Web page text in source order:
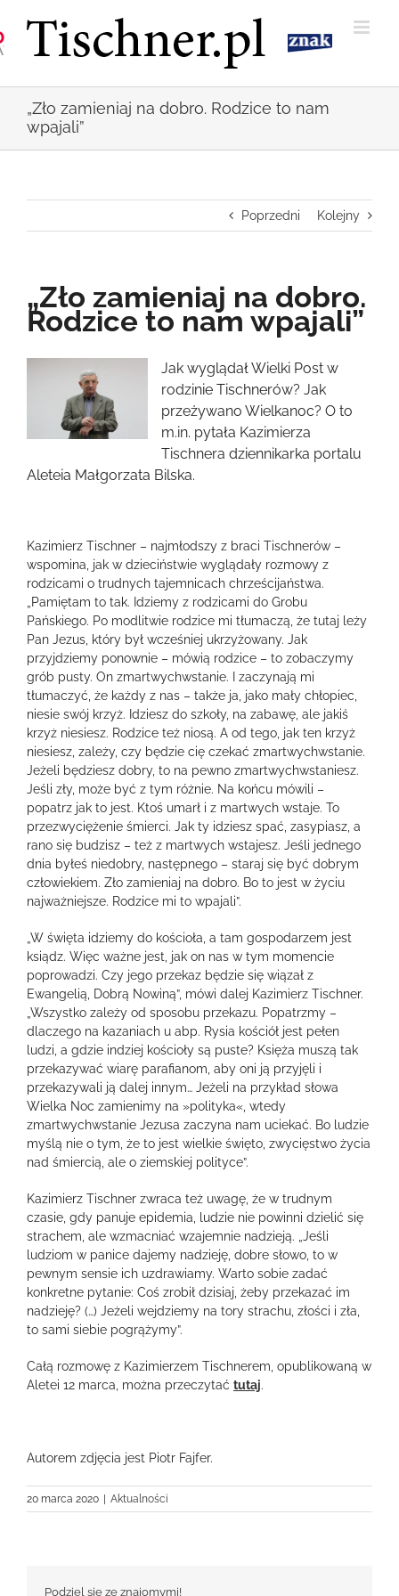
zawartości
„Zło zamieniaj na dobro. Rodzice to nam
wpajali”
Poprzedni Kolejny
„Zło zamieniaj na dobro.
Rodzice to nam wpajali”
obrazek
Jak wyglądał Wielki Post w
rodzinie Tischnerów? Jak
przeżywano Wielkanoc? O to
m.in. pytała Kazimierza
Tischnera dziennikarka portalu
Aleteia Małgorzata Bilska.
Kazimierz Tischner – najmłodszy z braci Tischnerów –
wspomina, jak w dzieciństwie wyglądały rozmowy z
rodzicami o trudnych tajemnicach chrześcijaństwa.
„Pamiętam to tak. Idziemy z rodzicami do Grobu
Pańskiego. Po modlitwie rodzice mi tłumaczą, że tutaj leży
Pan Jezus, który był wcześniej ukrzyżowany. Jak
przyjdziemy ponownie – mówią rodzice – to zobaczymy
grób pusty. On zmartwychwstanie. I zaczynają mi
tłumaczyć, że każdy z nas – także ja, jako mały chłopiec,
niesie swój krzyż. Idziesz do szkoły, na zabawę, ale jakiś
krzyż niesiesz. Rodzice też niosą. A od tego, jak ten krzyż
niesiesz, zależy, czy będzie cię czekać zmartwychwstanie.
Jeżeli będziesz dobry, to na pewno zmartwychwstaniesz.
Jeśli zły, może być z tym różnie. Na końcu mówili –
popatrz jak to jest. Ktoś umarł i z martwych wstaje. To
przezwyciężenie śmierci. Jak ty idziesz spać, zasypiasz, a
rano się budzisz – też z martwych wstajesz. Jeśli jednego
dnia byłeś niedobry, następnego – staraj się być dobrym
człowiekiem. Zło zamieniaj na dobro. Bo to jest w życiu
najważniejsze. Rodzice mi to wpajali”.
„W święta idziemy do kościoła, a tam gospodarzem jest
ksiądz. Więc ważne jest, jak on nas w tym momencie
poprowadzi. Czy jego przekaz będzie się wiązał z
Ewangelią, Dobrą Nowiną”, mówi dalej Kazimierz Tischner.
„Wszystko zależy od sposobu przekazu. Popatrzmy –
dlaczego na kazaniach u abp. Rysia kościół jest pełen
ludzi, a gdzie indziej kościoły są puste? Księża muszą tak
przekazywać wiarę parafianom, aby oni ją przyjęli i
przekazywali ją dalej innym… Jeżeli na przykład słowa
Wielka Noc zamienimy na »polityka«, wtedy
zmartwychwstanie Jezusa zaczyna nam uciekać. Bo ludzie
myślą nie o tym, że to jest wielkie święto, zwycięstwo życia
nad śmiercią, ale o ziemskiej polityce”.
Kazimierz Tischner zwraca też uwagę, że w trudnym
czasie, gdy panuje epidemia, ludzie nie powinni dzielić się
strachem, ale wzmacniać wzajemnie nadzieją. „Jeśli
ludziom w panice dajemy nadzieję, dobre słowo, to w
pewnym sensie ich uzdrawiamy. Warto sobie zadać
konkretne pytanie: Coś zrobił dzisiaj, żeby przekazać im
nadzieję? (…) Jeżeli wejdziemy na tory strachu, złości i zła,
to sami siebie pogrążymy”.
Całą rozmowę z Kazimierzem Tischnerem, opublikowaną w
Aletei 12 marca, można przeczytać tutaj.
Autorem zdjęcia jest Piotr Fajfer.
20 marca 2020 Aktualności
Podziel się ze znajomymi!